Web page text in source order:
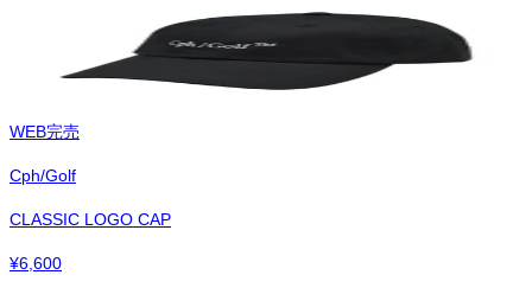
WEB完売
Cph/Golf
CLASSIC LOGO CAP
¥6,600